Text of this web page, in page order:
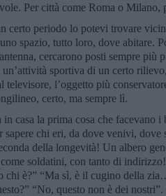
Per città come Roma o Milano,
certo periodo lo potevi trovare
spazio, tutto loro, dove abitare.
cercarono posti sempre
sportiva di un certo
televisore, l’oggetto più
certo, ma sempre lì.
casa la prima cosa che facevano
sapere chi eri, da dove venivi,
della longevità! Un albero
soldatini, con tanto di
chi è?” “Ma sì, è il cugino della
“No, questo non è dei